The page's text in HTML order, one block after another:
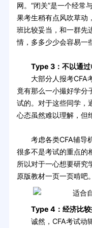
网。“闭关”是一个经常
果考生稍有点风吹草动
班比较妥当，和一群先
情，多多少少会容易一
Type 3：不以通过
大部分人报考CFA考
竟有那么一小撮好学分
试的。对于这些同学，
心态虽然难以理解，但
考虑各类CFA辅导机
很多不是考试的重点的
所以对于一心想要研究
原版教材一页一页啃吧。
Type 4：经济比较
诚然，CFA考试动